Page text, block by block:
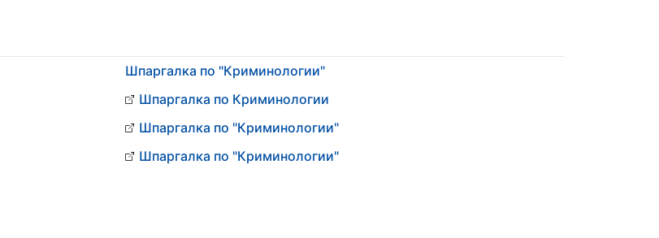
Шпаргалка по "Криминологии"
Шпаргалка по Криминологии
Шпаргалка по "Криминологии"
Шпаргалка по "Криминологии"